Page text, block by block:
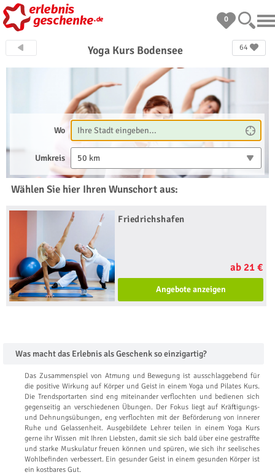
0
64
Yoga Kurs Bodensee
Wo
Umkreis 50 km
Wählen Sie hier Ihren Wunschort aus:
Friedrichshafen
ab 21 €
Angebote anzeigen
Was macht das Erlebnis als Geschenk so einzigartig?
Das Zusammenspiel von Atmung und Bewegung ist ausschlaggebend für
die positive Wirkung auf Körper und Geist in einem Yoga und Pilates Kurs.
Die Trendsportarten sind eng miteinander verflochten und bedienen sich
gegenseitig an verschiedenen Übungen. Der Fokus liegt auf Kräftigungs-
und Dehnungsübungen, eng verflochten mit der Beförderung von innerer
Ruhe und Gelassenheit. Ausgebildete Lehrer teilen in einem Yoga Kurs
gerne ihr Wissen mit Ihren Liebsten, damit sie sich bald über eine gestraffte
und starke Muskulatur freuen können und spüren, wie sich ihr seelisches
Wohlbefinden verbessert. Ein gesunder Geist in einem gesunden Körper ist
ein kostbares Gut.